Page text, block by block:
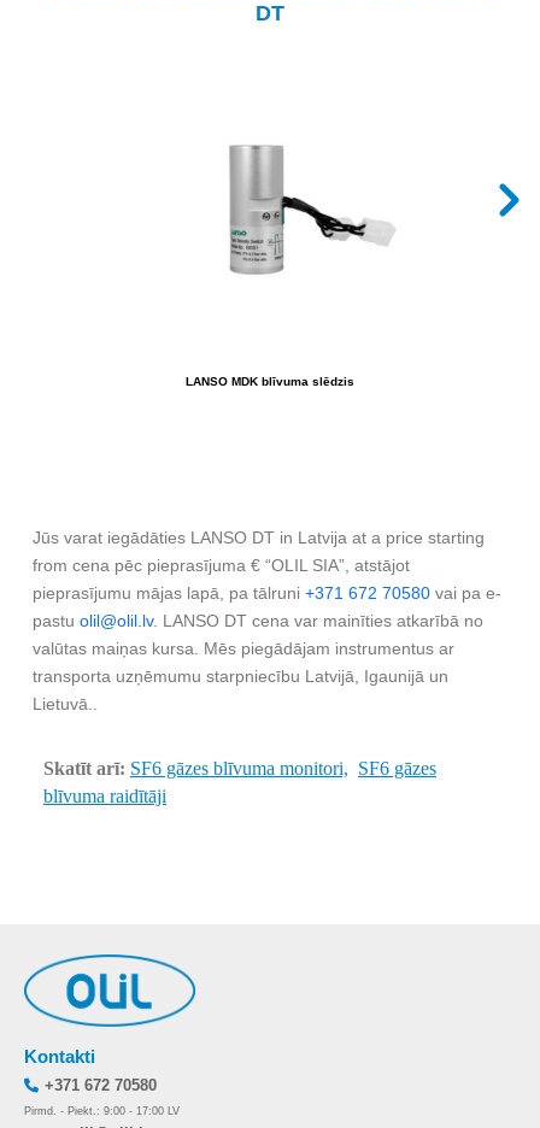
DT
LANSO MDK blīvuma slēdzis
Jūs varat iegādāties LANSO DT in Latvija at a price starting
from cena pēc pieprasījuma € “OLIL SIA”, atstājot
pieprasījumu mājas lapā, pa tālruni +371 672 70580 vai pa e-
pastu olil@olil.lv. LANSO DT cena var mainīties atkarībā no
valūtas maiņas kursa. Mēs piegādājam instrumentus ar
transporta uzņēmumu starpniecību Latvijā, Igaunijā un
Lietuvā..
Skatīt arī: SF6 gāzes blīvuma monitori, SF6 gāzes
blīvuma raidītāji
Kontakti
+371 672 70580
Pirmd. - Piekt.: 9:00 - 17:00 LV